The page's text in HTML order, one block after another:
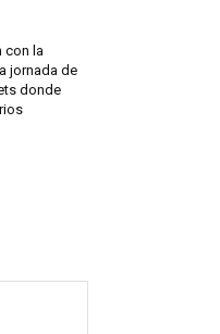
con la
jornada de
donde